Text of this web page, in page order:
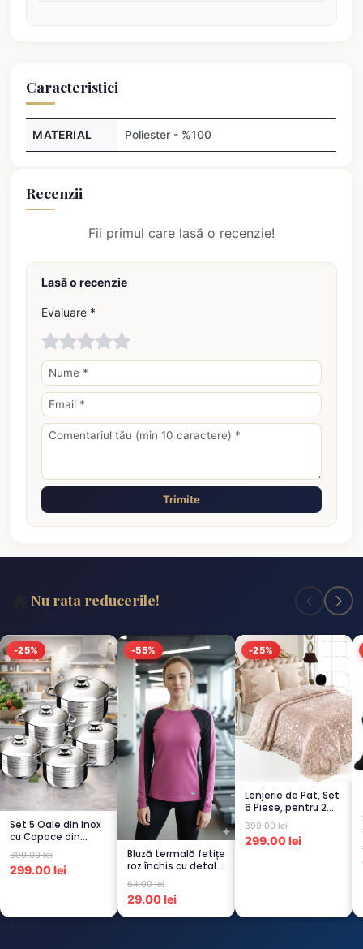
Caracteristici
MATERIAL Poliester - %100
Recenzii
Fii primul care lasă o recenzie!
Lasă o recenzie
Evaluare *
Trimite
Nu rata reducerile!
-25%
Set 5 Oale din Inox
cu Capace din
Sticlă
Termorezistent...
399.00 lei
299.00 lei
-55%
Bluză termală fetițe
roz închis cu detalii
negre, cu pu...
64.00 lei
29.00 lei
-25%
Lenjerie de Pat, Set
6 Piese, pentru 2
persoana, CAPUCI...
399.00 lei
299.00 lei